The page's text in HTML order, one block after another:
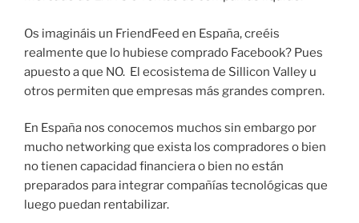
Os imagináis un FriendFeed en España, creéis
realmente que lo hubiese comprado Facebook? Pues
apuesto a que NO. El ecosistema de Sillicon Valley u
otros permiten que empresas más grandes compren.
En España nos conocemos muchos sin embargo por
mucho networking que exista los compradores o bien
no tienen capacidad financiera o bien no están
preparados para integrar compañías tecnológicas que
luego puedan rentabilizar.